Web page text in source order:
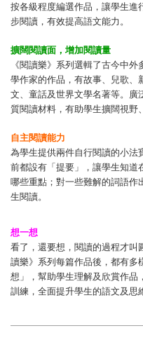
按各級程度編選作品，讓學生進
步閱讀，有效提高語文能力。
擴闊閱讀面，增加閱讀量
《閱讀樂》系列選輯了古今中外
學作家的作品，有故事、兒歌、
文、童話及世界文學名著等。廣
質閱讀材料，有助學生擴闊視野
自主閱讀能力
為學生提供兩件自行閱讀的小法
前都設有「提要」，讓學生知道
哪些重點；對一些難解的詞語作
生閱讀。
想一想
看了，還要想，閱讀的過程才叫
讀樂》系列每篇作品後，都有多
想」，幫助學生理解及欣賞作品
訓練，全面提升學生的語文及思